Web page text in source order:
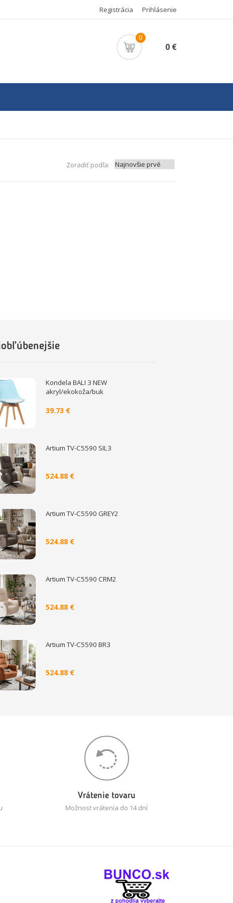
Registrácia Prihlásenie
0
0 €
Zoradiť podľa:
Kondela BALI 3 NEW
akryl/ekokoža/buk
39.73 €
Artium TV-C5590 SIL3
524.88 €
Artium TV-C5590 GREY2
524.88 €
Artium TV-C5590 CRM2
524.88 €
Artium TV-C5590 BR3
524.88 €
Vrátenie tovaru
Možnost vrátenia do 14 dní